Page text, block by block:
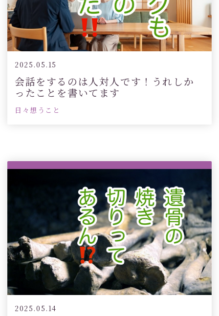
会話をするのは人対人です！うれしか
ったことを書いてます
2025.05.15
日々想うこと
2025.05.14